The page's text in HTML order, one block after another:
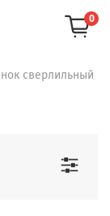
0
сверлильный